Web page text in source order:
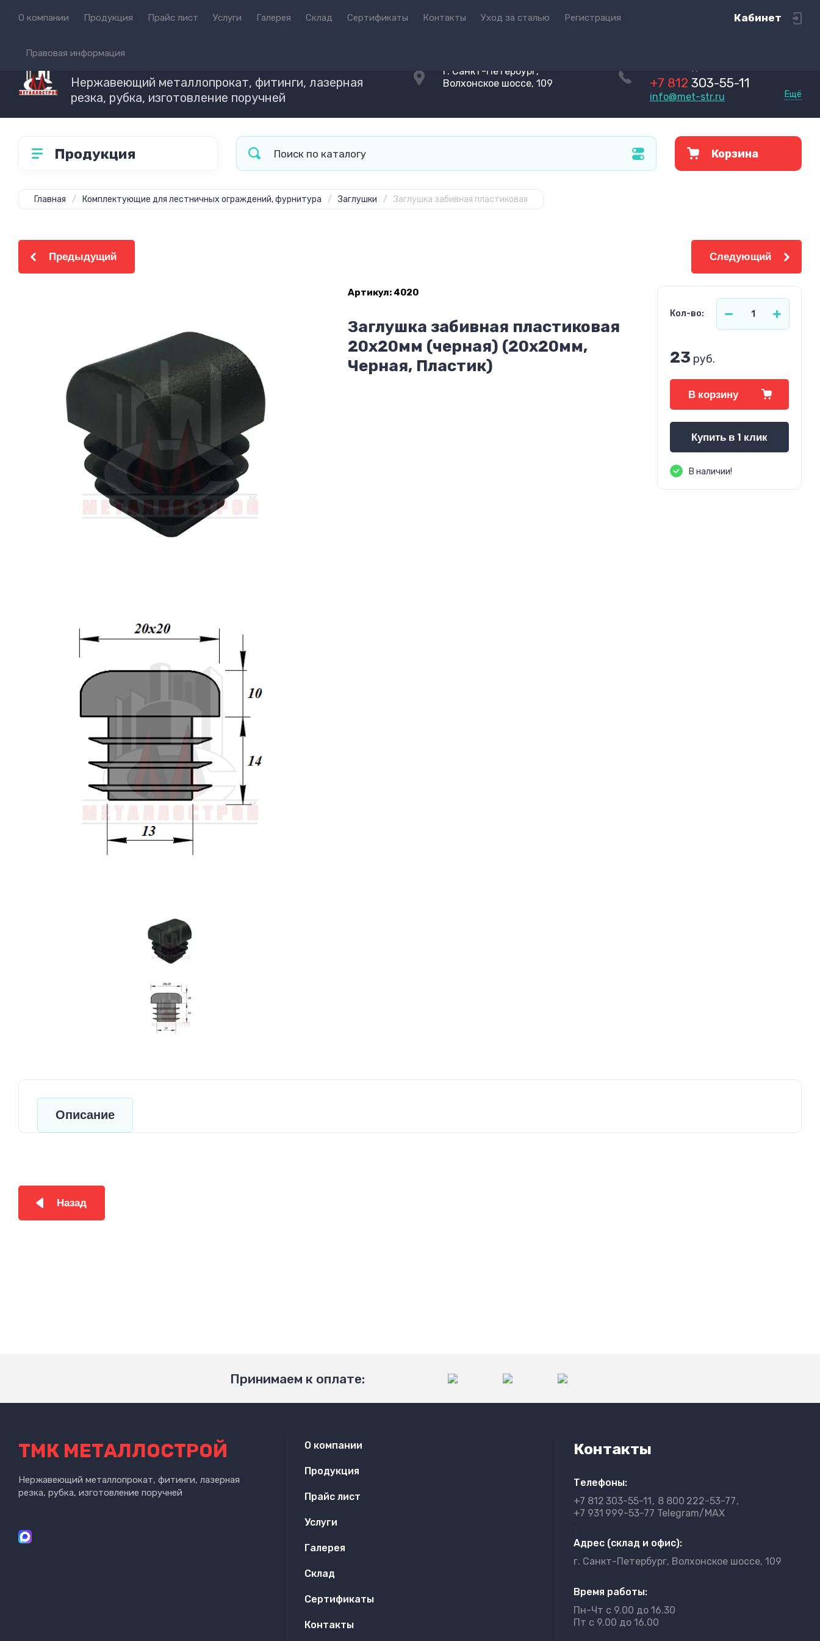
О компании Продукция Прайс лист Услуги Галерея Склад Сертификаты Контакты Уход за сталью Регистрация
Правовая информация
Кабинет
ТМК МЕТАЛЛОСТРОЙ
Нержавеющий металлопрокат, фитинги, лазерная
резка, рубка, изготовление поручней
г. Санкт-Петербург,
Волхонское шоссе, 109
+7 812 303-55-11
info@met-str.ru Ещё
Продукция Корзина
Главная / Комплектующие для лестничных ограждений, фурнитура / Заглушки / Заглушка забивная пластиковая
Предыдущий Следующий
Артикул: 4020
Заглушка забивная пластиковая
20х20мм (черная) (20х20мм,
Черная, Пластик)
Кол-во:
23 руб.
В корзину
Купить в 1 клик
В наличии!
Описание
Назад
Принимаем к оплате:
ТМК МЕТАЛЛОСТРОЙ
Нержавеющий металлопрокат, фитинги, лазерная
резка, рубка, изготовление поручней
О компании
Продукция
Прайс лист
Услуги
Галерея
Склад
Сертификаты
Контакты
Контакты
Телефоны:
+7 812 303-55-11 8 800 222-53-77
+7 931 999-53-77 Telegram/MAX
Адрес (склад и офис):
г. Санкт-Петербург, Волхонское шоссе, 109
Время работы:
Пн-Чт с 9.00 до 16.30
Пт с 9.00 до 16.00